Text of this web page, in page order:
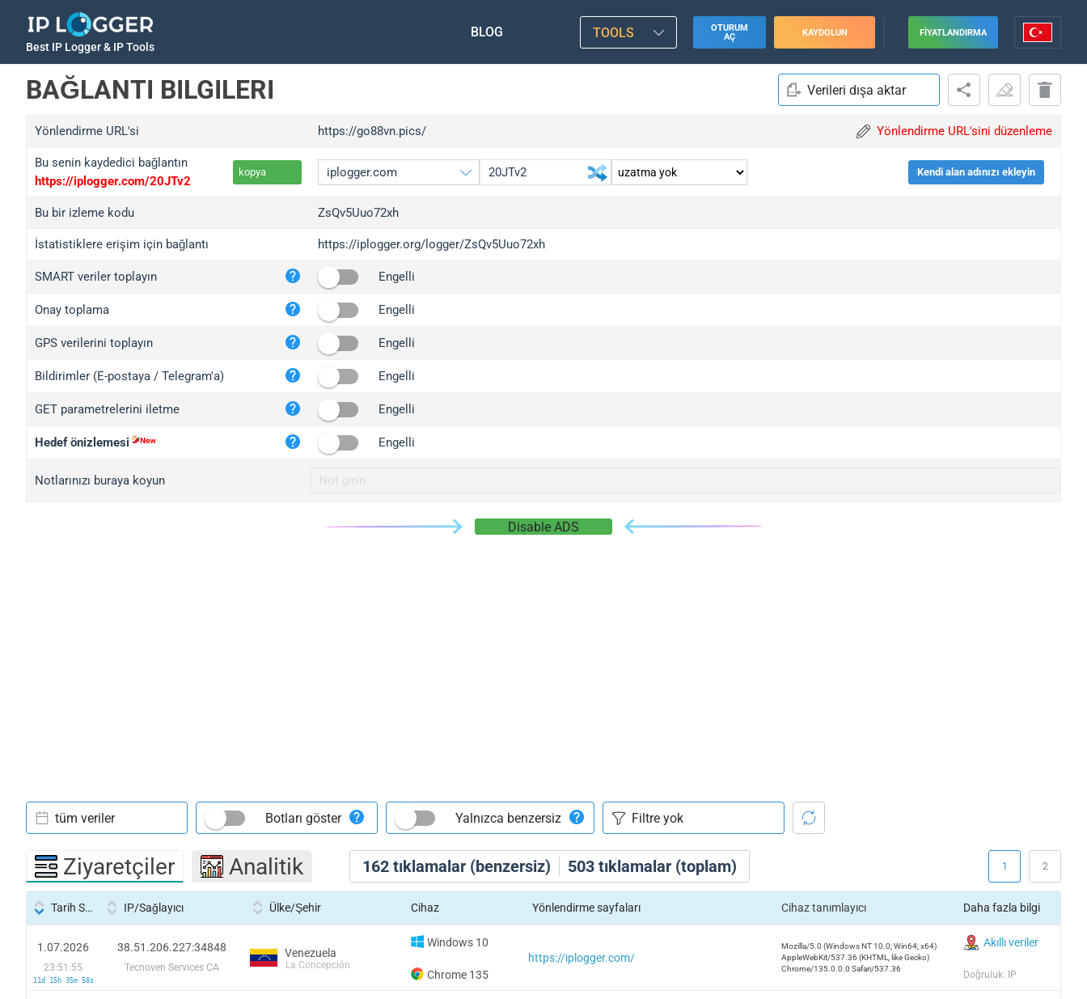
Best IP Logger & IP Tools
BLOG TOOLS
OTURUM
AÇ
KAYDOLUN FIYATLANDIRMA
BAĞLANTI BILGILERI Verileri dışa aktar
Yönlendirme URL'si https://go88vn.pics/ Yönlendirme URL'sini düzenleme
Bu senin kaydedici bağlantın
https://iplogger.com/20JTv2
kopya
iplogger.org
wl.gl
ed.tc
iplogger.com
iplogger.co
2no.co
yip.su
iplogger.info
Kendi alan adınızı ekleyin
Bu bir izleme kodu ZsQv5Uuo72xh
İstatistiklere erişim için bağlantı https://iplogger.org/logger/ZsQv5Uuo72xh
SMART veriler toplayın Engelli
Onay toplama Engelli
GPS verilerini toplayın Engelli
Bildirimler (E-postaya / Telegram'a) Engelli
GET parametrelerini iletme Engelli
Hedef önizlemesi Engelli
Notlarınızı buraya koyun
Disable ADS
162 tıklamalar (benzersiz) 503 tıklamalar (toplam)
tüm veriler Botları göster Yalnızca benzersiz
Ziyaretçiler Analitik 1 2
Tarih Saati IP/Sağlayıcı Ülke/Şehir Cihaz Yönlendirme sayfaları Cihaz tanımlayıcı Daha fazla bilgi
1.07.2026
23:51:55
11d 15h 35m 58s
38.51.206.227:34848
Tecnoven Services CA
Venezuela
La Concepción
Windows 10
Chrome 135
https://iplogger.com/
Mozilla/5.0 (Windows NT 10.0; Win64; x64)
AppleWebKit/537.36 (KHTML, like Gecko)
Chrome/135.0.0.0 Safari/537.36
Akıllı veriler
Doğruluk: IP